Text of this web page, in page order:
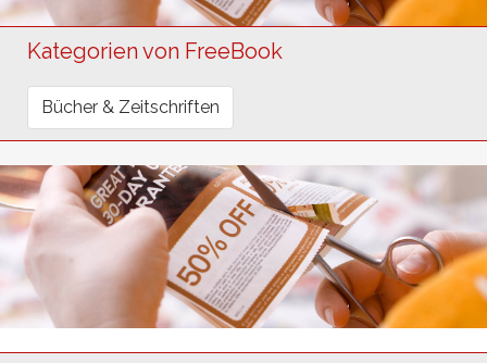
Kategorien von FreeBook
Bücher & Zeitschriften